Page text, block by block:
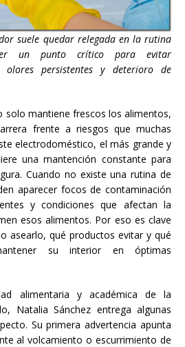
suele quedar relegada en la rutina
un punto crítico para evitar
olores persistentes y deterioro de
solo mantiene frescos los alimentos,
frente a riesgos que muchas
electrodoméstico, el más grande y
una mantención constante para
Cuando no existe una rutina de
aparecer focos de contaminación
y condiciones que afectan la
esos alimentos. Por eso es clave
asearlo, qué productos evitar y qué
su interior en óptimas
alimentaria y académica de la
Natalia Sánchez entrega algunas
Su primera advertencia apunta
al volcamiento o escurrimiento de